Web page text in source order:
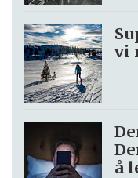
vi
å